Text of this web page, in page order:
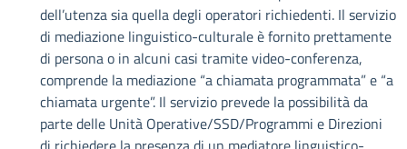
dell’utenza sia quella degli operatori richiedenti. Il servizio
di mediazione linguistico-culturale è fornito prettamente
di persona o in alcuni casi tramite video-conferenza,
comprende la mediazione “a chiamata programmata” e “a
chiamata urgente”. Il servizio prevede la possibilità da
parte delle Unità Operative/SSD/Programmi e Direzioni